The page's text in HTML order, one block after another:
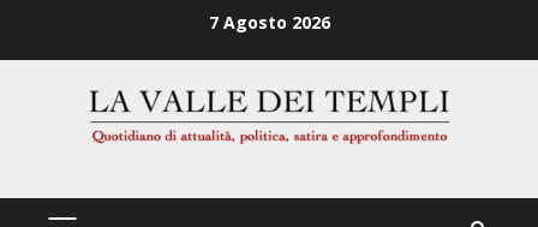
7 Agosto 2026